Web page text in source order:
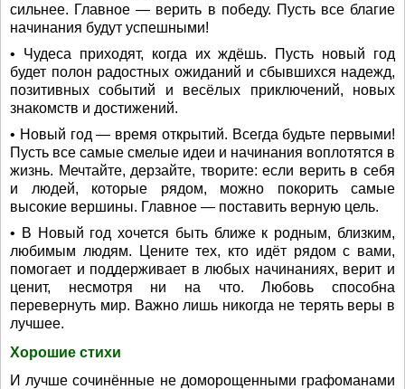
сильнее. Главное — верить в победу. Пусть все благие
начинания будут успешными!
• Чудеса приходят, когда их ждёшь. Пусть новый год
будет полон радостных ожиданий и сбывшихся надежд,
позитивных событий и весёлых приключений, новых
знакомств и достижений.
• Новый год — время открытий. Всегда будьте первыми!
Пусть все самые смелые идеи и начинания воплотятся в
жизнь. Мечтайте, дерзайте, творите: если верить в себя
и людей, которые рядом, можно покорить самые
высокие вершины. Главное — поставить верную цель.
• В Новый год хочется быть ближе к родным, близким,
любимым людям. Цените тех, кто идёт рядом с вами,
помогает и поддерживает в любых начинаниях, верит и
ценит, несмотря ни на что. Любовь способна
перевернуть мир. Важно лишь никогда не терять веры в
лучшее.
Хорошие стихи
И лучше сочинённые не доморощенными графоманами